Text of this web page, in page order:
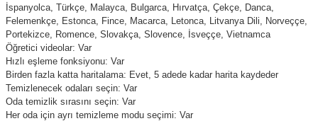
İspanyolca, Türkçe, Malayca, Bulgarca, Hırvatça, Çekçe, Danca,
Felemenkçe, Estonca, Fince, Macarca, Letonca, Litvanya Dili, Norveççe,
Portekizce, Romence, Slovakça, Slovence, İsveççe, Vietnamca
Öğretici videolar: Var
Hızlı eşleme fonksiyonu: Var
Birden fazla katta haritalama: Evet, 5 adede kadar harita kaydeder
Temizlenecek odaları seçin: Var
Oda temizlik sırasını seçin: Var
Her oda için ayrı temizleme modu seçimi: Var